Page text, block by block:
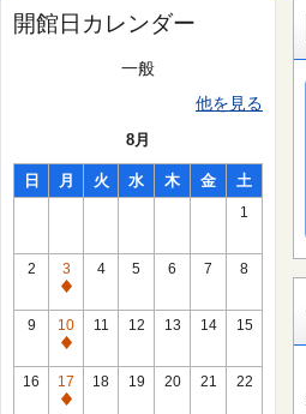
開館日カレンダー
一般
他を見る
8月
日 月 火 水 木 金 土
1
2
3
通
常
休
館
日
4 5 6 7 8
9
10
通
常
休
11 12 13 14 15
16
17
通
18 19 20 21 22